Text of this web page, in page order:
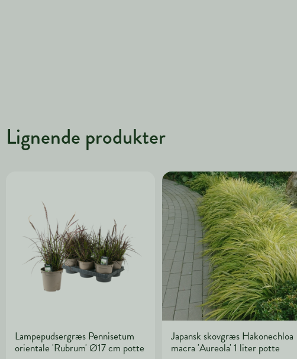
Lignende produkter
Lampepudsergræs Pennisetum
orientale 'Rubrum' Ø17 cm potte
Japansk skovgræs Hakonechloa
macra 'Aureola' 1 liter potte